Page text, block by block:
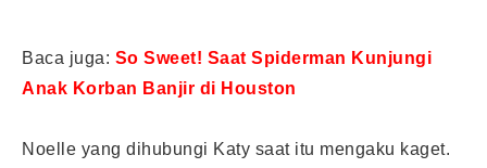
Baca juga: So Sweet! Saat Spiderman Kunjungi
Anak Korban Banjir di Houston
Noelle yang dihubungi Katy saat itu mengaku kaget.